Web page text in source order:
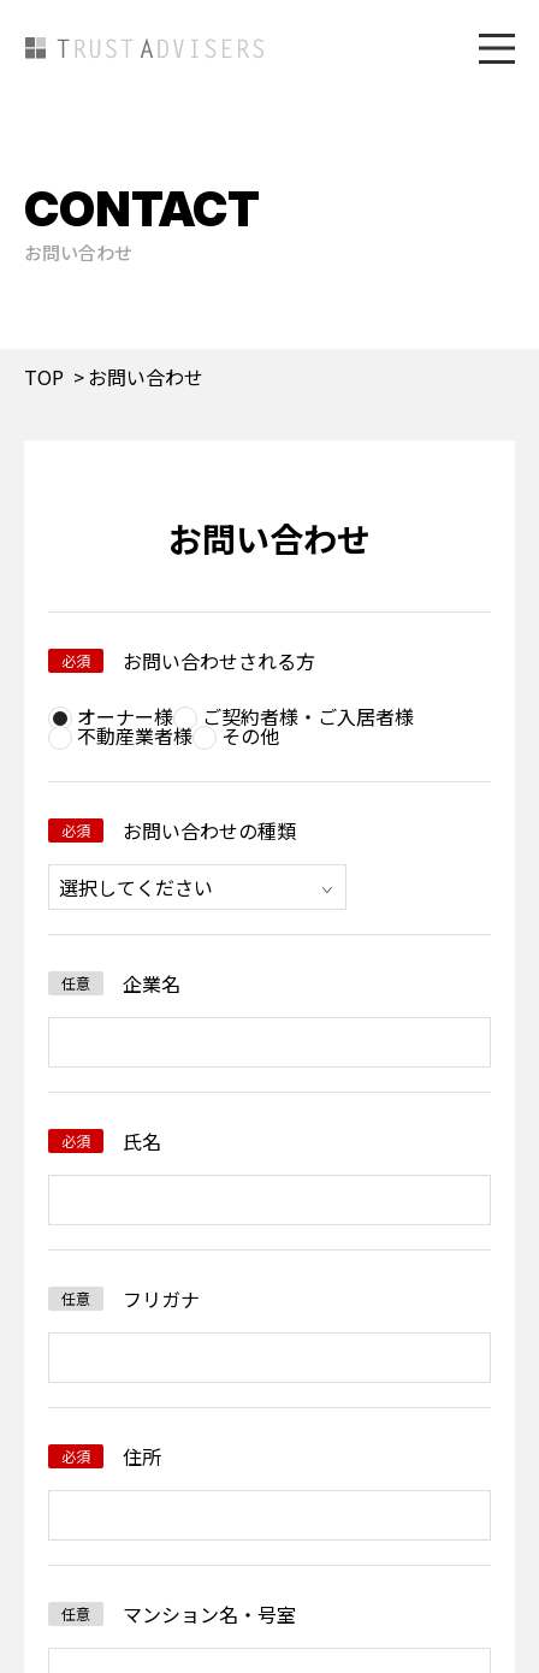
CONTACT
お問い合わせ
TOP お問い合わせ
お問い合わせ
必須
お問い合わせされる方
オーナー様
ご契約者様・ご入居者様
不動産業者様 その他
必須 お問い合わせの種類
任意 企業名
必須 氏名
任意 フリガナ
必須 住所
任意 マンション名・号室